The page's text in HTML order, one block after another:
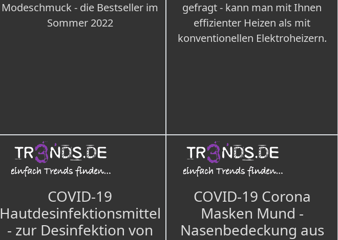
Modeschmuck - die Bestseller im
Sommer 2022
gefragt - kann man mit Ihnen
effizienter Heizen als mit
konventionellen Elektroheizern.
COVID-19
Hautdesinfektionsmittel
- zur Desinfektion von
COVID-19 Corona
Masken Mund -
Nasenbedeckung aus